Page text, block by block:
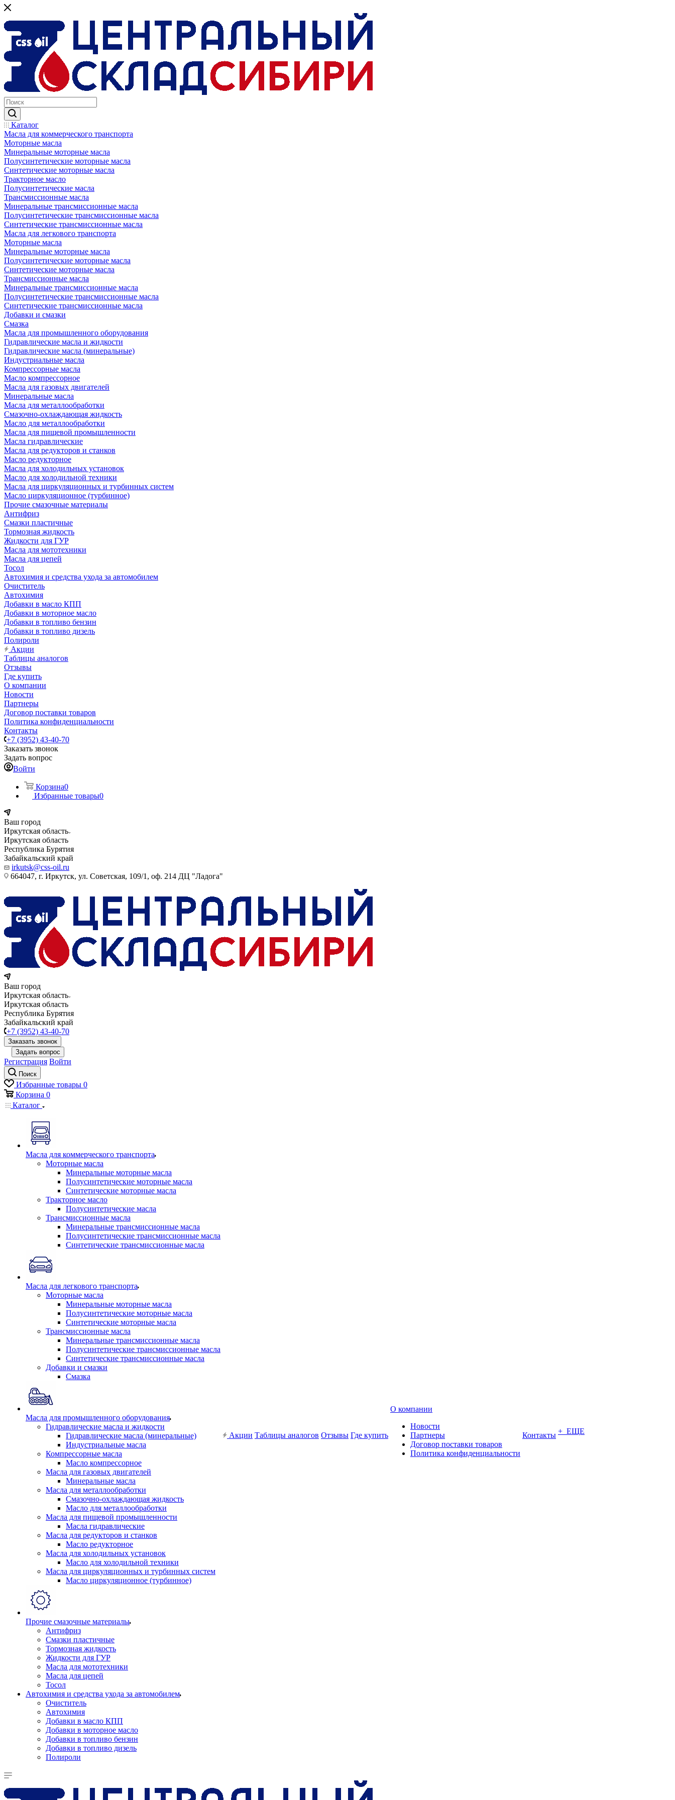
Каталог
Масла для коммерческого транспорта
Моторные масла
Минеральные моторные масла
Полусинтетические моторные масла
Синтетические моторные масла
Тракторное масло
Полусинтетические масла
Трансмиссионные масла
Минеральные трансмиссионные масла
Полусинтетические трансмиссионные масла
Синтетические трансмиссионные масла
Масла для легкового транспорта
Моторные масла
Минеральные моторные масла
Полусинтетические моторные масла
Синтетические моторные масла
Трансмиссионные масла
Минеральные трансмиссионные масла
Полусинтетические трансмиссионные масла
Синтетические трансмиссионные масла
Добавки и смазки
Смазка
Масла для промышленного оборудования
Гидравлические масла и жидкости
Гидравлические масла (минеральные)
Индустриальные масла
Компрессорные масла
Масло компрессорное
Масла для газовых двигателей
Минеральные масла
Масла для металлообработки
Смазочно-охлаждающая жидкость
Масло для металлообработки
Масла для пищевой промышленности
Масла гидравлические
Масла для редукторов и станков
Масло редукторное
Масла для холодильных установок
Масло для холодильной техники
Масла для циркуляционных и турбинных систем
Масло циркуляционное (турбинное)
Прочие смазочные материалы
Антифриз
Смазки пластичные
Тормозная жидкость
Жидкости для ГУР
Масла для мототехники
Масла для цепей
Тосол
Автохимия и средства ухода за автомобилем
Очиститель
Автохимия
Добавки в масло КПП
Добавки в моторное масло
Добавки в топливо бензин
Добавки в топливо дизель
Полироли
Акции
Таблицы аналогов
Отзывы
Где купить
О компании
Новости
Партнеры
Договор поставки товаров
Политика конфиденциальности
Контакты
+7 (3952) 43-40-70
Заказать звонок
Задать вопрос
Войти
Корзина0
Избранные товары0
Ваш город
Иркутская область
Иркутская область
Республика Бурятия
Забайкальский край
irkutsk@css-oil.ru
664047, г. Иркутск, ул. Советская, 109/1, оф. 214 ДЦ "Ладога"
Ваш город
Иркутская область
Иркутская область
Республика Бурятия
Забайкальский край
+7 (3952) 43-40-70
Заказать звонок
Задать вопрос
Регистрация Войти
Поиск
Избранные товары 0
Корзина 0
Каталог
Масла для коммерческого транспорта
Моторные масла
Минеральные моторные масла
Полусинтетические моторные масла
Синтетические моторные масла
Тракторное масло
Полусинтетические масла
Трансмиссионные масла
Минеральные трансмиссионные масла
Полусинтетические трансмиссионные масла
Синтетические трансмиссионные масла
Масла для легкового транспорта
Моторные масла
Минеральные моторные масла
Полусинтетические моторные масла
Синтетические моторные масла
Трансмиссионные масла
Минеральные трансмиссионные масла
Полусинтетические трансмиссионные масла
Синтетические трансмиссионные масла
Добавки и смазки
Смазка
Масла для промышленного оборудования
Гидравлические масла и жидкости
Гидравлические масла (минеральные)
Индустриальные масла
Компрессорные масла
Масло компрессорное
Масла для газовых двигателей
Минеральные масла
Масла для металлообработки
Смазочно-охлаждающая жидкость
Масло для металлообработки
Масла для пищевой промышленности
Масла гидравлические
Масла для редукторов и станков
Масло редукторное
Масла для холодильных установок
Масло для холодильной техники
Масла для циркуляционных и турбинных систем
Масло циркуляционное (турбинное)
Прочие смазочные материалы
Антифриз
Смазки пластичные
Тормозная жидкость
Жидкости для ГУР
Масла для мототехники
Масла для цепей
Тосол
Автохимия и средства ухода за автомобилем
Очиститель
Автохимия
Добавки в масло КПП
Добавки в моторное масло
Добавки в топливо бензин
Добавки в топливо дизель
Полироли
Акции Таблицы аналогов Отзывы Где купить
О компании
Новости
Партнеры
Договор поставки товаров
Политика конфиденциальности
Контакты + ЕЩЕ